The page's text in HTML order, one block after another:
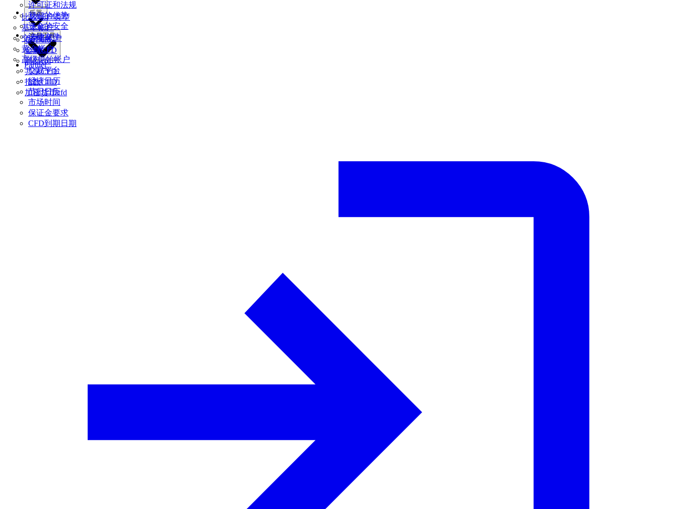
许可证和法规
我们的优势
资金的安全
法律文件
比较帐户类型
基本帐户
交易者帐户
黄金帐户
高级原始帐户
乐器
货币cfd
金属CFD
商品cfd
共享CFD
指数CFD
加密货币cfd
交易工具
交易平台
经济日历
节日日历
市场时间
保证金要求
CFD到期日期
Partner